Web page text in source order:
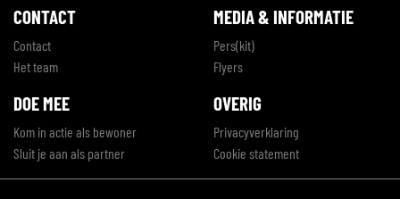
CONTACT
Contact
Het team
MEDIA & INFORMATIE
Pers(kit)
Flyers
DOE MEE
Kom in actie als bewoner
Sluit je aan als partner
OVERIG
Privacyverklaring
Cookie statement